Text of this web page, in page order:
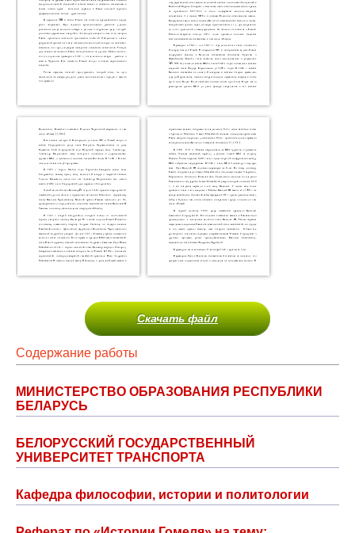
Скачать файл
Содержание работы
МИНИСТЕРСТВО ОБРАЗОВАНИЯ РЕСПУБЛИКИ
БЕЛАРУСЬ
БЕЛОРУССКИЙ ГОСУДАРСТВЕННЫЙ
УНИВЕРСИТЕТ ТРАНСПОРТА
Кафедра философии, истории и политологии